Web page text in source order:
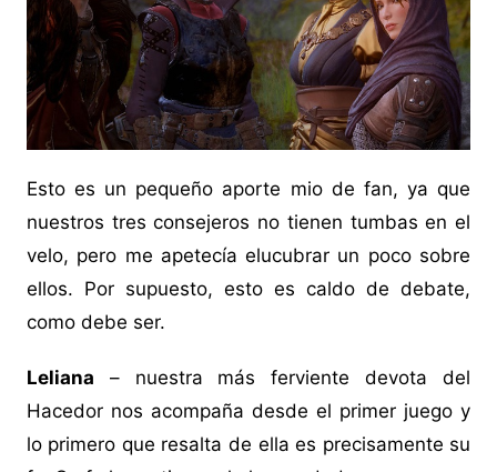
Esto es un pequeño aporte mio de fan, ya que
nuestros tres consejeros no tienen tumbas en el
velo, pero me apetecía elucubrar un poco sobre
ellos. Por supuesto, esto es caldo de debate,
como debe ser.
Leliana – nuestra más ferviente devota del
Hacedor nos acompaña desde el primer juego y
lo primero que resalta de ella es precisamente su